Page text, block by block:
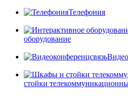
Телефония
оборудование
стойки